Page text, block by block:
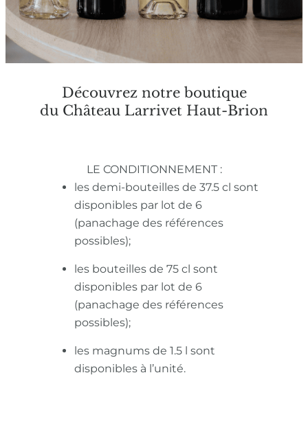
Découvrez notre boutique
du Château Larrivet Haut-Brion
LE CONDITIONNEMENT :
les demi-bouteilles de 37.5 cl sont
disponibles par lot de 6
(panachage des références
possibles);
les bouteilles de 75 cl sont
disponibles par lot de 6
(panachage des références
possibles);
les magnums de 1.5 l sont
disponibles à l’unité.